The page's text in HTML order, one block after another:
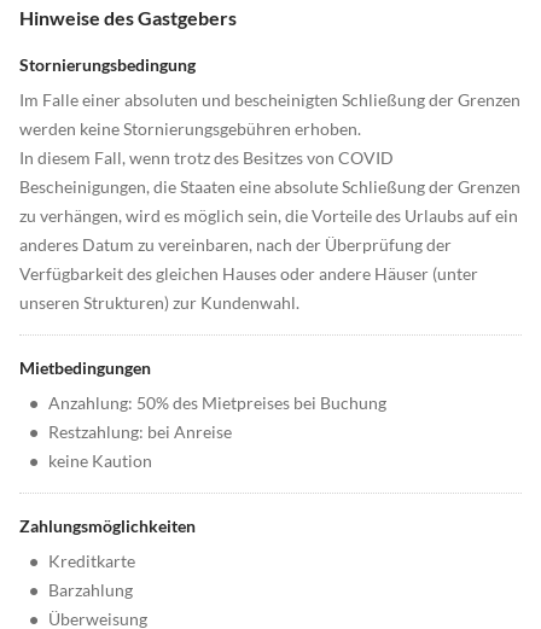
Hinweise des Gastgebers
Stornierungsbedingung
Im Falle einer absoluten und bescheinigten Schließung der Grenzen
werden keine Stornierungsgebühren erhoben.
In diesem Fall, wenn trotz des Besitzes von COVID
Bescheinigungen, die Staaten eine absolute Schließung der Grenzen
zu verhängen, wird es möglich sein, die Vorteile des Urlaubs auf ein
anderes Datum zu vereinbaren, nach der Überprüfung der
Verfügbarkeit des gleichen Hauses oder andere Häuser (unter
unseren Strukturen) zur Kundenwahl.
Mietbedingungen
• Anzahlung: 50% des Mietpreises bei Buchung
• Restzahlung: bei Anreise
• keine Kaution
Zahlungsmöglichkeiten
• Kreditkarte
• Barzahlung
• Überweisung